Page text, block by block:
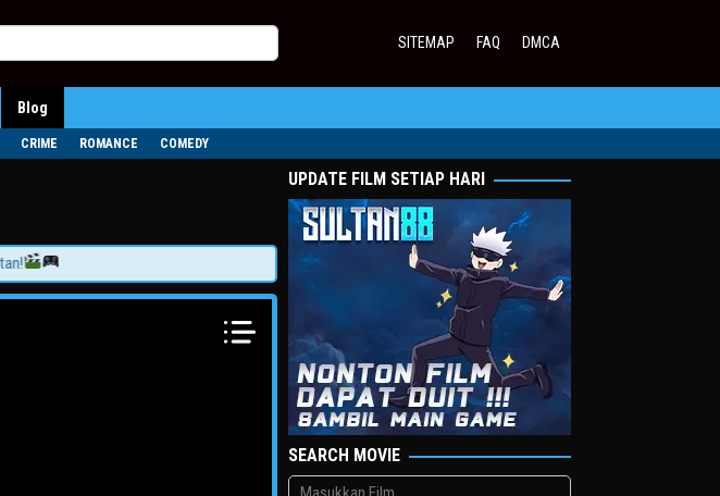
SITEMAP FAQ DMCA
Blog
CRIME ROMANCE COMEDY
UPDATE FILM SETIAP HARI
SEARCH MOVIE